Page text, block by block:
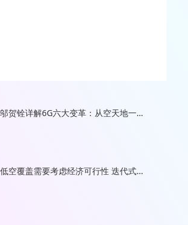
中国工程院院士邬贺铨详解6G六大变革：从空天地一体到AI融合，全球统一标准制定面临挑战
中国电信毕奇：低空覆盖需要考虑经济可行性 迭代式组网为“最优解”